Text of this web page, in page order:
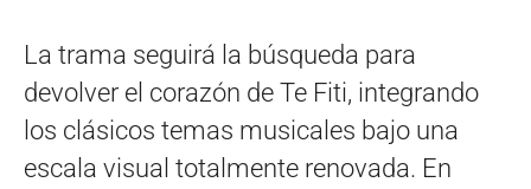
La trama seguirá la búsqueda para
devolver el corazón de Te Fiti, integrando
los clásicos temas musicales bajo una
escala visual totalmente renovada. En